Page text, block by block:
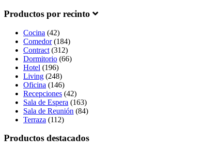
Productos por recinto
Cocina (42)
Comedor(184)
Contract (312)
Dormitorio (66)
Hotel (196)
Living (248)
Oficina (146)
Recepciones (42)
Sala de Espera (163)
Sala de Reunión (84)
Terraza (112)
Productos destacados